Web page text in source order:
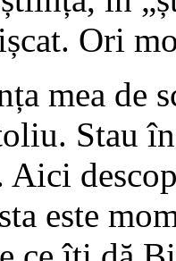
Ori
mea de
Stau
Aici
este